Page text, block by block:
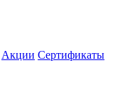
Акции Сертификаты